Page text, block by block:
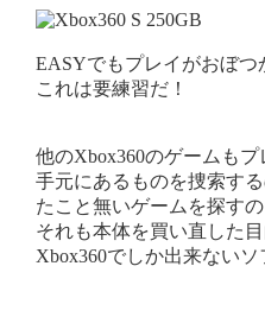
EASYでもプレイがおぼつ
これは要練習だ！
他のXbox360のゲームもプ
手元にあるものを捜索す
たこと無いゲームを探すの
それも本体を買い直した
Xbox360でしか出来ないソ